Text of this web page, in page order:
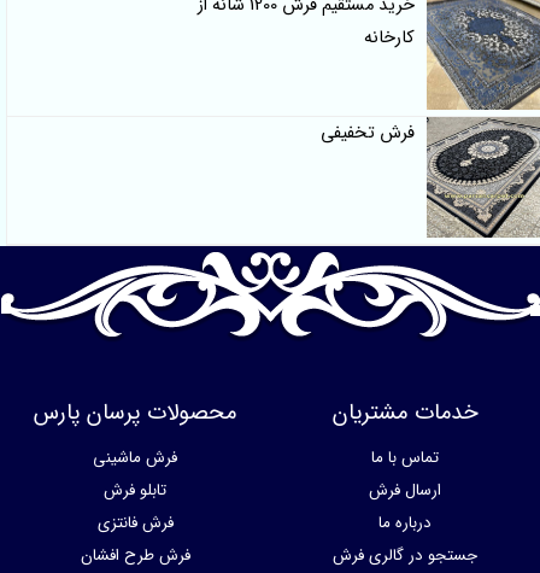
کارخانه
فرش تخفیفی
خدمات مشتریان
تماس با ما
ارسال فرش
درباره ما
جستجو در گالری فرش
محصولات پرسان پارس
فرش ماشینی
تابلو فرش
فرش فانتزی
فرش طرح افشان